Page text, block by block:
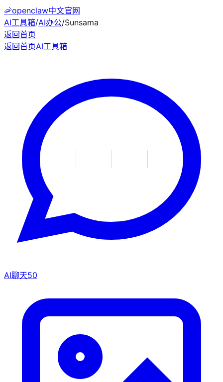
🦐openclaw中文官网
AI工具箱/AI办公/Sunsama
返回首页
返回首页AI工具箱
AI聊天50